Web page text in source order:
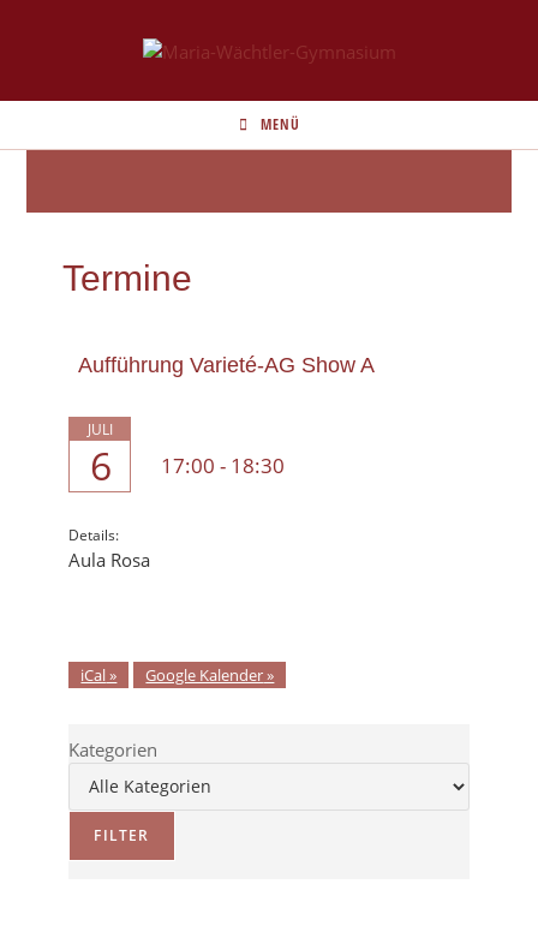
MENÜ
Termine
Aufführung Varieté-AG Show A
JULI
6 17:00- 18:30
Details:
Aula Rosa
iCal Google Kalender
Kategorien
FILTER